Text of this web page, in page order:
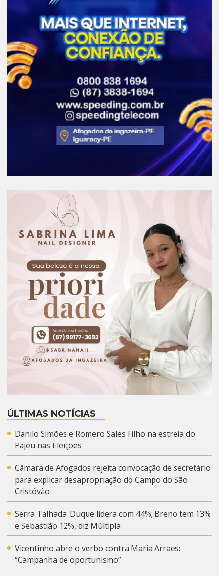
ÚLTIMAS NOTÍCIAS
Danilo Simões e Romero Sales Filho na estreia do
Pajeú nas Eleições
Câmara de Afogados rejeita convocação de secretário
para explicar desapropriação do Campo do São
Cristóvão
Serra Talhada: Duque lidera com 44%; Breno tem 13%
e Sebastião 12%, diz Múltipla
Vicentinho abre o verbo contra Maria Arraes:
“Campanha de oportunismo”